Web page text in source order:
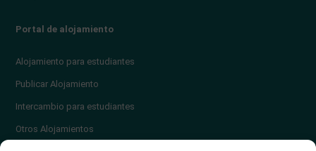
Portal de alojamiento
Alojamiento para estudiantes
Publicar Alojamiento
Intercambio para estudiantes
Otros Alojamientos